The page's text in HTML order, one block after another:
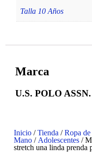
Talla 10 Años
Marca
U.S. POLO ASSN.
Inicio /Tienda /Ropa
Mano /Adolescentes /
stretch una linda prenda